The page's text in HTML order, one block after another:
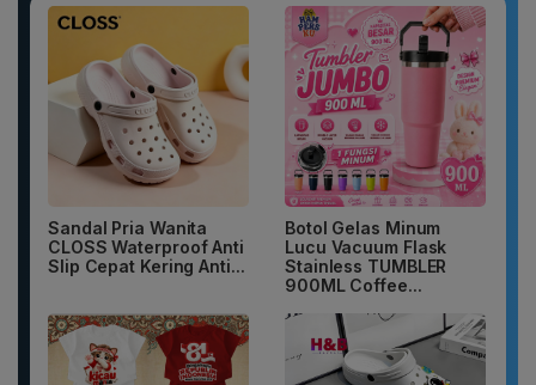
Sandal Pria Wanita
CLOSS Waterproof Anti
Slip Cepat Kering Anti...
Botol Gelas Minum
Lucu Vacuum Flask
Stainless TUMBLER
900ML Coffee...